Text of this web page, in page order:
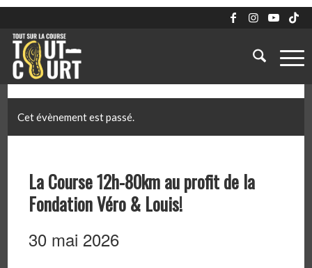
Cet évènement est passé.
La Course 12h-80km au profit de la
Fondation Véro & Louis!
30 mai 2026